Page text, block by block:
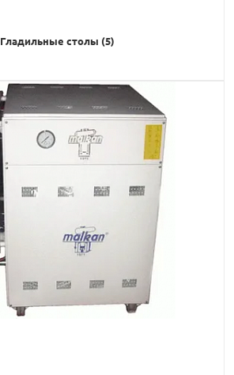
Гладильные столы (5)